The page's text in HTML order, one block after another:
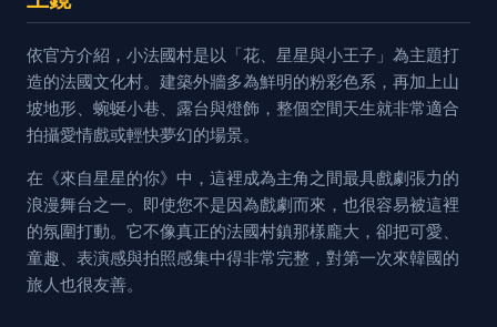
依官方介紹，小法國村是以「花、星星與小王子」為主題打
造的法國文化村。建築外牆多為鮮明的粉彩色系，再加上山
坡地形、蜿蜒小巷、露台與燈飾，整個空間天生就非常適合
拍攝愛情戲或輕快夢幻的場景。
在《來自星星的你》中，這裡成為主角之間最具戲劇張力的
浪漫舞台之一。即使您不是因為戲劇而來，也很容易被這裡
的氛圍打動。它不像真正的法國村鎮那樣龐大，卻把可愛、
童趣、表演感與拍照感集中得非常完整，對第一次來韓國的
旅人也很友善。